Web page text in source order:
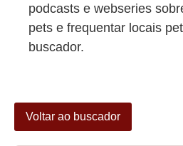
podcasts e webseries
pets e frequentar locais
buscador.
Voltar ao buscador